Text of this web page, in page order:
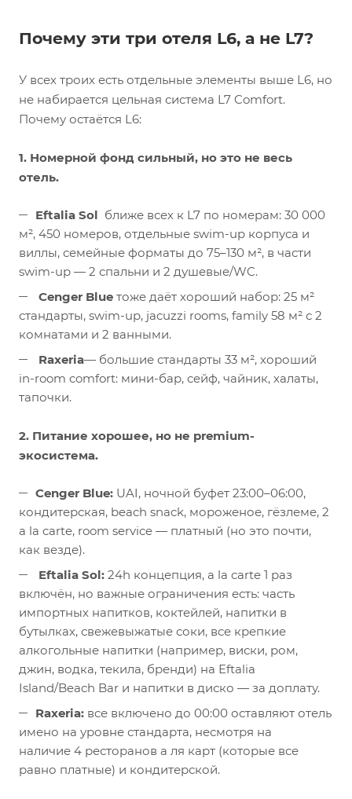
Почему эти три отеля L6, а не L7?
У всех троих есть отдельные элементы выше L6, но
не набирается цельная система L7 Comfort.
Почему остаётся L6:
1. Номерной фонд сильный, но это не весь
отель.
Eftalia Sol ближе всех к L7 по номерам: 30 000
м², 450 номеров, отдельные swim-up корпуса и
виллы, семейные форматы до 75–130 м², в части
swim-up — 2 спальни и 2 душевые/WC.
Cenger Blue тоже даёт хороший набор: 25 м²
стандарты, swim-up, jacuzzi rooms, family 58 м² с 2
комнатами и 2 ванными.
Raxeria— большие стандарты 33 м², хороший
in-room comfort: мини-бар, сейф, чайник, халаты,
тапочки.
2. Питание хорошее, но не premium-
экосистема.
Cenger Blue: UAI, ночной буфет 23:00–06:00,
кондитерская, beach snack, мороженое, гёзлеме, 2
a la carte, room service — платный (но это почти,
как везде).
Eftalia Sol: 24h концепция, a la carte 1 раз
включён, но важные ограничения есть: часть
импортных напитков, коктейлей, напитки в
бутылках, свежевыжатые соки, все крепкие
алкогольные напитки (например, виски, ром,
джин, водка, текила, бренди) на Eftalia
Island/Beach Bar и напитки в диско — за доплату.
Raxeria: все включено до 00:00 оставляют отель
имено на уровне стандарта, несмотря на
наличие 4 ресторанов а ля карт (которые все
равно платные) и кондитерской.